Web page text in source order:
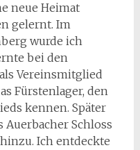
neue Heimat
gelernt. Im
wurde ich
bei den
Vereinsmitglied
Fürstenlager, den
kennen. Später
Auerbacher Schloss
Ich entdeckte